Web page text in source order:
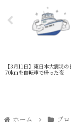
【3月11日】東日本大震災
70kmを自転車で帰った夜
ホーム ブ